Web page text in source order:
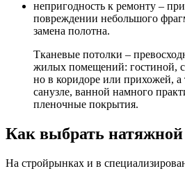
непригодность к ремонту –
повреждении небольшого
замена полотна.
Тканевые потолки –
жилых помещений: гостиной,
но в коридоре или прихожей, а
санузле, ванной намного
пленочные покрытия.
Как выбрать натяжной
На стройрынках и в